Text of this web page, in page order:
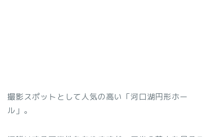
撮影スポットとして人気の高い「河口湖円形ホー
ル」。